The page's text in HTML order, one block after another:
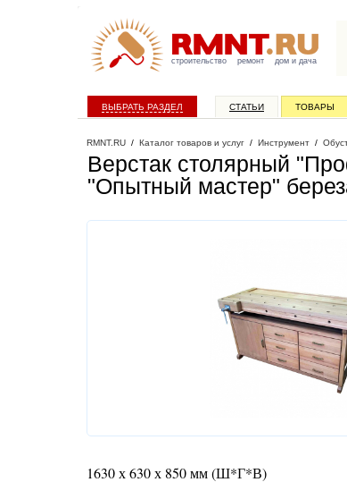
строительство ремонт дом и дача
ВЫБРАТЬ РАЗДЕЛ СТАТЬИ ТОВАРЫ
RMNT.RU / Каталог товаров и услуг / Инструмент /
Верстак столярный
"Опытный мастер"
1630 х 630 х 850 мм (Ш*Г*В)